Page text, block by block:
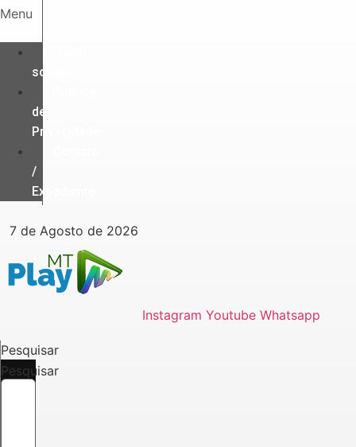
Ir
o
conteúdo
Menu
somos
de
Privacidade
/
Expediente
7 de Agosto de 2026
Instagram Youtube Whatsapp
Pesquisar
Pesquisar